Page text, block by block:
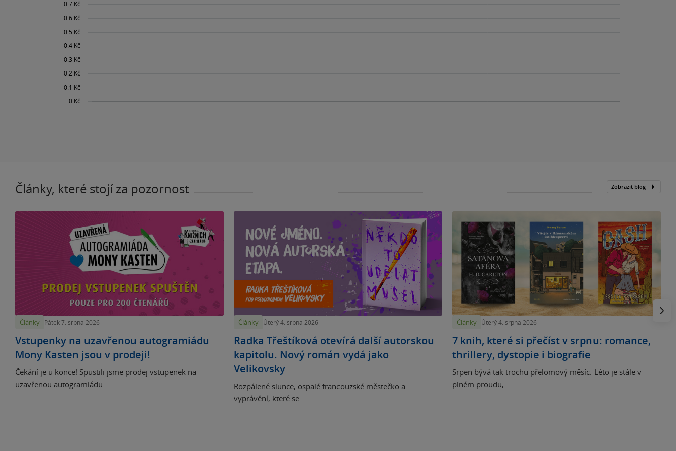
Články, které stojí za pozornost Zobrazit blog
Články Pátek 7. srpna 2026
Vstupenky na uzavřenou autogramiádu
Mony Kasten jsou v prodeji!
Čekání je u konce! Spustili jsme prodej vstupenek na
uzavřenou autogramiádu...
Články Úterý 4. srpna 2026
Radka Třeštíková otevírá další autorskou
kapitolu. Nový román vydá jako
Velikovsky
Rozpálené slunce, ospalé francouzské městečko a
vyprávění, které se...
Články Úterý 4. srpna 2026
7 knih, které si přečíst v srpnu: romance,
thrillery, dystopie i biografie
Srpen bývá tak trochu přelomový měsíc. Léto je stále v
plném proudu,...